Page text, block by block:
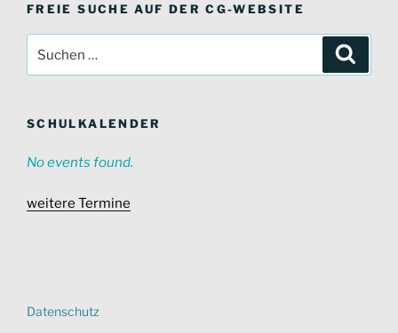
FREIE SUCHE AUF DER CG-WEBSITE
nach:
SCHULKALENDER
No events found.
weitere Termine
Datenschutz